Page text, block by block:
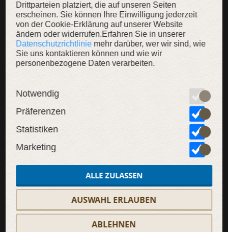
SALE
Drittparteien platziert, die auf unseren Seiten
erscheinen. Sie können Ihre Einwilligung jederzeit
von der Cookie-Erklärung auf unserer Website
ändern oder widerrufen.Erfahren Sie in unserer
Datenschutzrichtlinie mehr darüber, wer wir sind, wie
Sie uns kontaktieren können und wie wir
personenbezogene Daten verarbeiten.
Notwendig
Präferenzen
Statistiken
Marketing
ABLEHNEN
AUSWAHL ERLAUBEN
ALLE ZULASSEN